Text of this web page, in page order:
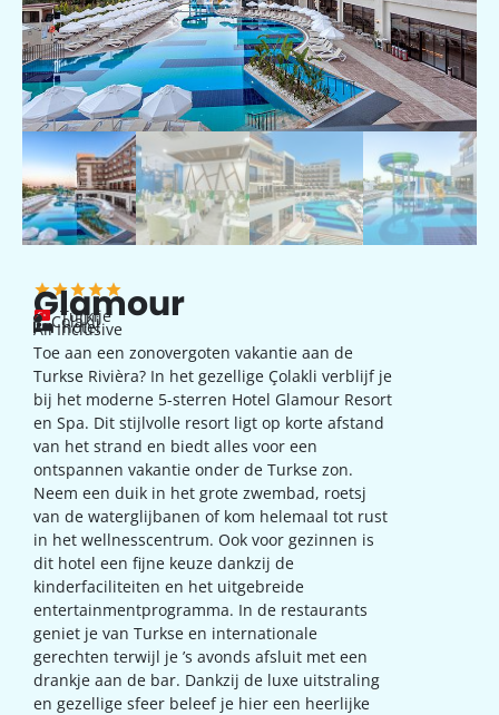
Glamour
Turkije
Colakli
hotel
All Inclusive
Toe aan een zonovergoten vakantie aan de
Turkse Rivièra? In het gezellige Çolakli verblijf je
bij het moderne 5-sterren Hotel Glamour Resort
en Spa. Dit stijlvolle resort ligt op korte afstand
van het strand en biedt alles voor een
ontspannen vakantie onder de Turkse zon.
Neem een duik in het grote zwembad, roetsj
van de waterglijbanen of kom helemaal tot rust
in het wellnesscentrum. Ook voor gezinnen is
dit hotel een fijne keuze dankzij de
kinderfaciliteiten en het uitgebreide
entertainmentprogramma. In de restaurants
geniet je van Turkse en internationale
gerechten terwijl je ’s avonds afsluit met een
drankje aan de bar. Dankzij de luxe uitstraling
en gezellige sfeer beleef je hier een heerlijke